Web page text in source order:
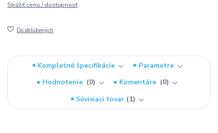
Strážiť cenu / dostupnosť
Do obľúbených
Kompletné špecifikácie
Parametre
Hodnotenie
0 Komentáre
0
Súvisiaci tovar
1